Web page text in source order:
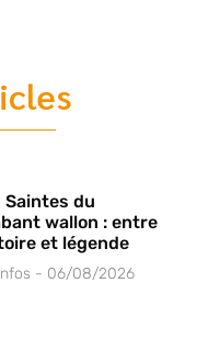
Saintes du
wallon : entre
et légende
06/08/2026